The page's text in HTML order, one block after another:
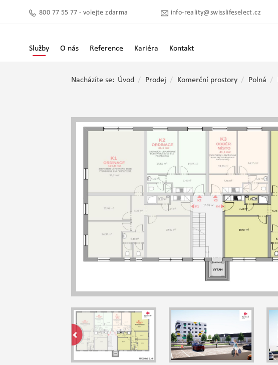
800 77 55 77 - volejte zdarma info-reality@swisslifeselect.cz
Služby O nás Reference Kariéra Kontakt
Nacházíte se: Úvod Prodej Komerční prostory Polná